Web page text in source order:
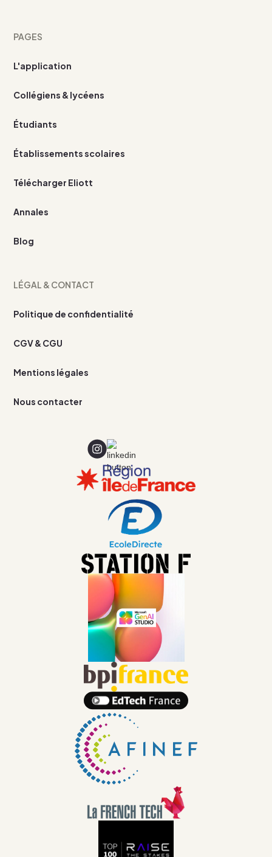
PAGES
L'application
Collégiens & lycéens
Étudiants
Établissements scolaires
Télécharger Eliott
Annales
Blog
LÉGAL & CONTACT
Politique de confidentialité
CGV & CGU
Mentions légales
Nous contacter